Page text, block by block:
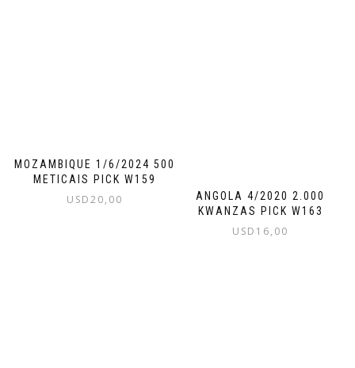
MOZAMBIQUE 1/6/2024 500
METICAIS PICK W159
USD20,00
ANGOLA 4/2020 2.000
KWANZAS PICK W163
USD 16,00